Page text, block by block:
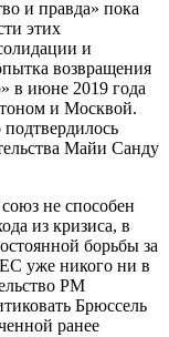
и правда» пока
этих
и
возвращения
в июне 2019 года
и Москвой.
Майи Санду
не способен
из кризиса, в
борьбы за
ЕС уже никого ни в
РМ
Брюссель
ранее